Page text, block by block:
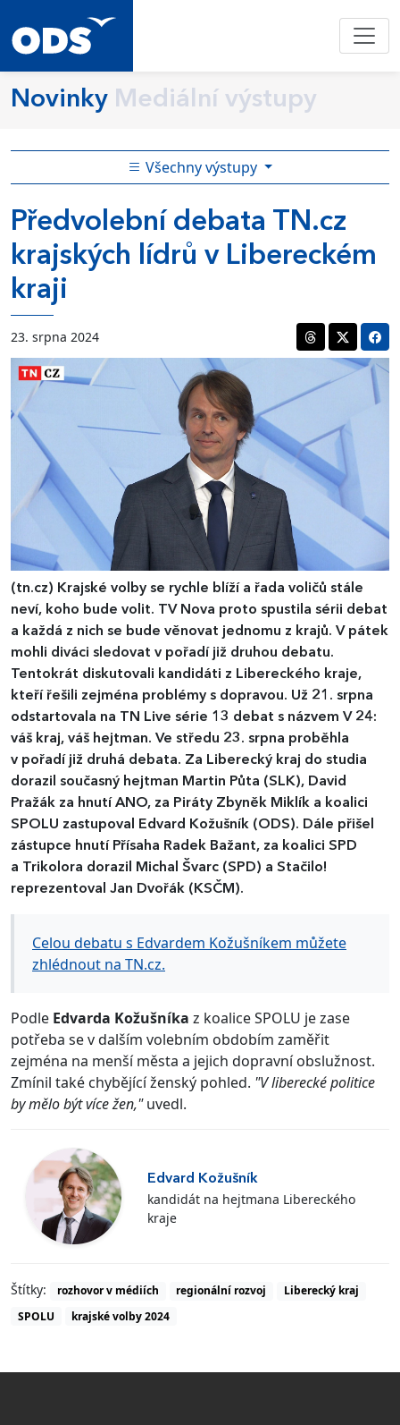
Novinky Mediální výstupy
Všechny výstupy
Předvolební debata TN.cz
krajských lídrů v Libereckém
kraji
23. srpna 2024
(tn.cz) Krajské volby se rychle blíží a řada voličů stále
neví, koho bude volit. TV Nova proto spustila sérii debat
a každá z nich se bude věnovat jednomu z krajů. V pátek
mohli diváci sledovat v pořadí již druhou debatu.
Tentokrát diskutovali kandidáti z Libereckého kraje,
kteří řešili zejména problémy s dopravou. Už 21. srpna
odstartovala na TN Live série 13 debat s názvem V 24:
váš kraj, váš hejtman. Ve středu 23. srpna proběhla
v pořadí již druhá debata. Za Liberecký kraj do studia
dorazil současný hejtman Martin Půta (SLK), David
Pražák za hnutí ANO, za Piráty Zbyněk Miklík a koalici
SPOLU zastupoval Edvard Kožušník (ODS). Dále přišel
zástupce hnutí Přísaha Radek Bažant, za koalici SPD
a Trikolora dorazil Michal Švarc (SPD) a Stačilo!
reprezentoval Jan Dvořák (KSČM).
Celou debatu s Edvardem Kožušníkem můžete
zhlédnout na TN.cz.
Podle Edvarda Kožušníka z koalice SPOLU je zase
potřeba se v dalším volebním obdobím zaměřit
zejména na menší města a jejich dopravní obslužnost.
Zmínil také chybějící ženský pohled. "V liberecké politice
by mělo být více žen,"uvedl.
Edvard Kožušník
kandidát na hejtmana Libereckého
kraje
Štítky: rozhovor v médiích regionální rozvoj
Liberecký kraj
SPOLU
krajské volby 2024